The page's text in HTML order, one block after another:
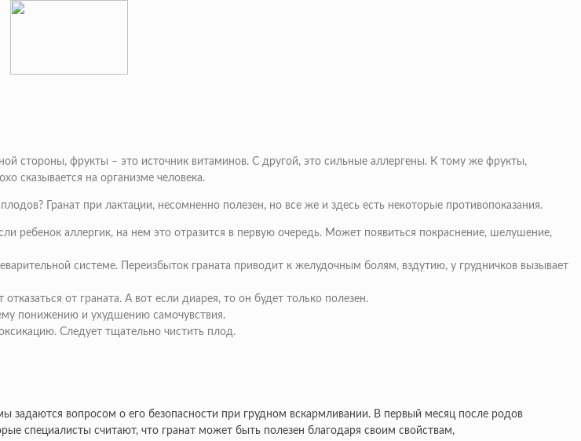
стороны, фрукты – это источник витаминов. С другой, это сильные аллергены. К тому же фрукты,
сказывается на организме человека.
Гранат при лактации, несомненно полезен, но все же и здесь есть некоторые противопоказания.
ребенок аллергик, на нем это отразится в первую очередь. Может появиться покраснение, шелушение,
системе. Переизбыток граната приводит к желудочным болям, вздутию, у грудничков вызывает
от граната. А вот если диарея, то он будет только полезен.
понижению и ухудшению самочувствия.
Следует тщательно чистить плод.
задаются вопросом о его безопасности при грудном вскармливании. В первый месяц после родов
специалисты считают, что гранат может быть полезен благодаря своим свойствам,